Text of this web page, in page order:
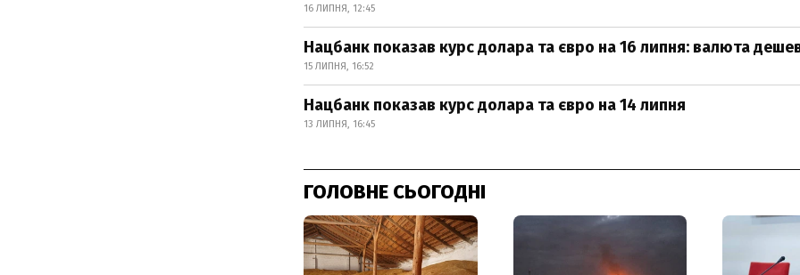
16 ЛИПНЯ, 12:45
Нацбанк показав курс долара та євро на 16 липня: валюта
15 ЛИПНЯ, 16:52
Нацбанк показав курс долара та євро на 14 липня
13 ЛИПНЯ, 16:45
ГОЛОВНЕ СЬОГОДНІ